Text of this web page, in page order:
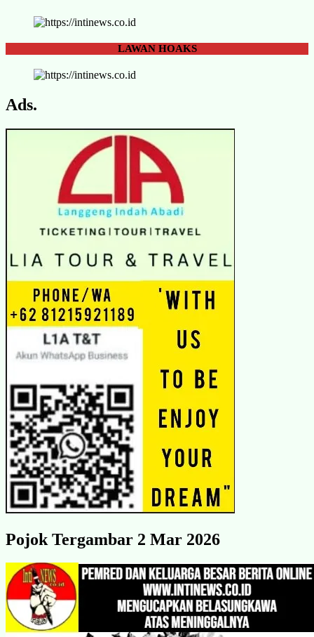
LAWANHOAKS
Ads.
Pojok Tergambar 2 Mar 2026